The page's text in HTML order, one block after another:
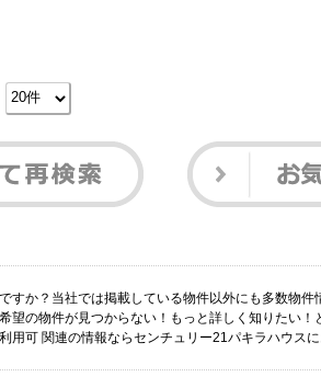
すか？当社では掲載している物件以外にも多数物件
望の物件が見つからない！もっと詳しく知りたい
用可 関連の情報ならセンチュリー21パキラハウスに